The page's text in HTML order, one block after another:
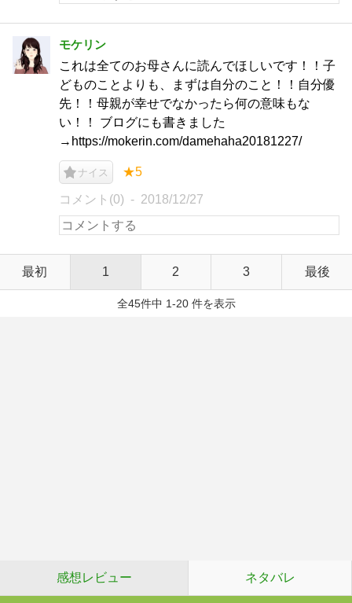
モケリン
これは全てのお母さんに読んでほしいです！！子
どものことよりも、まずは自分のこと！！自分優
先！！母親が幸せでなかったら何の意味もな
い！！ ブログにも書きました
→https://mokerin.com/damehaha20181227/
ナイス ★5
コメント(0) 2018/12/27
最初 1 2 3 最後
全45件中 1-20 件を表示
感想レビュー ネタバレ